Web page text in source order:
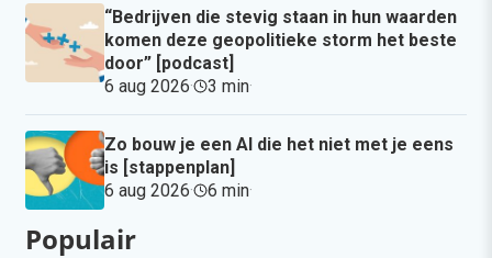
“Bedrijven die stevig staan in hun waarden
komen deze geopolitieke storm het beste
door” [podcast]
6 aug 2026· 3 min·
Zo bouw je een AI die het niet met je eens
is [stappenplan]
6 aug 2026· 6 min·
Populair